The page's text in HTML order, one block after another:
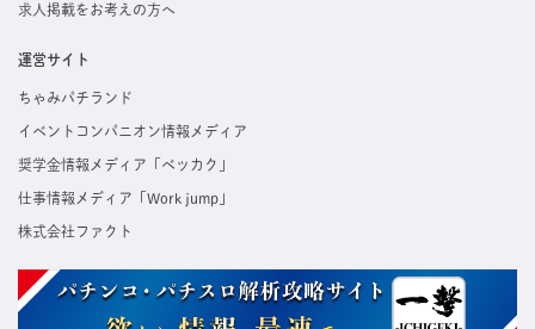
求人掲載をお考えの方へ
運営サイト
ちゃみパチランド
イベントコンパニオン情報メディア
奨学金情報メディア「ベッカク」
仕事情報メディア「Work jump」
株式会社ファクト